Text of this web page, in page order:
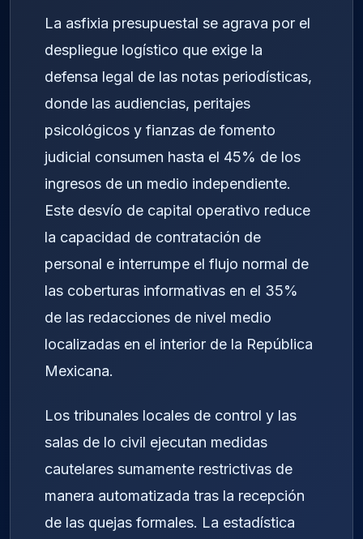
La asfixia presupuestal se agrava por el
despliegue logístico que exige la
defensa legal de las notas periodísticas,
donde las audiencias, peritajes
psicológicos y fianzas de fomento
judicial consumen hasta el 45% de los
ingresos de un medio independiente.
Este desvío de capital operativo reduce
la capacidad de contratación de
personal e interrumpe el flujo normal de
las coberturas informativas en el 35%
de las redacciones de nivel medio
localizadas en el interior de la República
Mexicana.
Los tribunales locales de control y las
salas de lo civil ejecutan medidas
cautelares sumamente restrictivas de
manera automatizada tras la recepción
de las quejas formales. La estadística